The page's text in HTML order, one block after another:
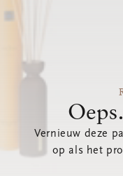
Vernieuw deze
op als het